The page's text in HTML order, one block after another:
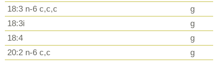
18:3 n-6 c,c,c
g
18:3i
g
18:4
g
20:2 n-6 c,c
g